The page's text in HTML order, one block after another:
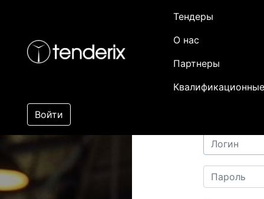
Тендеры
О нас
Партнеры
Войти